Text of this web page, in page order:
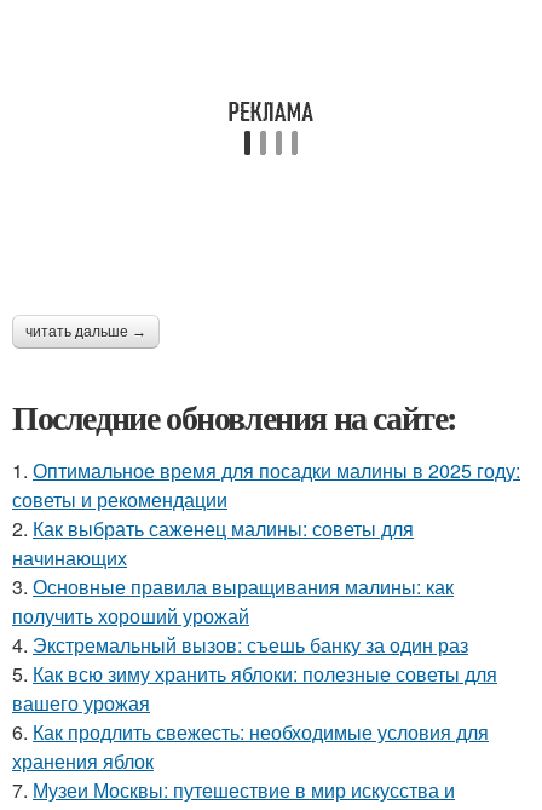
читать дальше →
Последние обновления на сайте:
1. Оптимальное время для посадки малины в 2025 году:
советы и рекомендации
2. Как выбрать саженец малины: советы для
начинающих
3. Основные правила выращивания малины: как
получить хороший урожай
4. Экстремальный вызов: съешь банку за один раз
5. Как всю зиму хранить яблоки: полезные советы для
вашего урожая
6. Как продлить свежесть: необходимые условия для
хранения яблок
7. Музеи Москвы: путешествие в мир искусства и